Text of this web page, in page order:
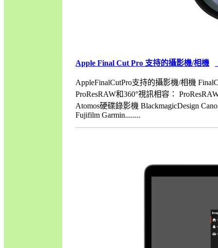
Apple Final Cut Pro 支持的攝影機/相機
AppleFinalCutPro支持的攝影機/相機
ProResRAW和360°視訊相容：
Atomos硬碟錄影機 BlackmagicDesign
Fujifilm Garmin........